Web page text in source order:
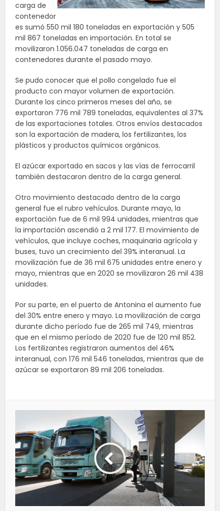
carga de
contenedor
es sumó 550 mil 180 toneladas en exportación y 505
mil 867 toneladas en importación. En total se
movilizaron 1.056.047 toneladas de carga en
contenedores durante el pasado mayo.
Se pudo conocer que el pollo congelado fue el
producto con mayor volumen de exportación.
Durante los cinco primeros meses del año, se
exportaron 776 mil 789 toneladas, equivalentes al 37%
de las exportaciones totales. Otros envíos destacados
son la exportación de madera, los fertilizantes, los
plásticos y productos químicos orgánicos.
El azúcar exportado en sacos y las vías de ferrocarril
también destacaron dentro de la carga general.
Otro movimiento destacado dentro de la carga
general fue el rubro vehículos. Durante mayo, la
exportación fue de 6 mil 994 unidades, mientras que
la importación ascendió a 2 mil 177. El movimiento de
vehículos, que incluye coches, maquinaria agrícola y
buses, tuvo un crecimiento del 39% interanual. La
movilización fue de 36 mil 675 unidades entre enero y
mayo, mientras que en 2020 se movilizaron 26 mil 438
unidades.
Por su parte, en el puerto de Antonina el aumento fue
del 30% entre enero y mayo. La movilización de carga
durante dicho período fue de 265 mil 749, mientras
que en el mismo período de 2020 fue de 120 mil 852.
Los fertilizantes registraron aumentos del 46%
interanual, con 176 mil 546 toneladas, mientras que de
azúcar se exportaron 89 mil 206 toneladas.